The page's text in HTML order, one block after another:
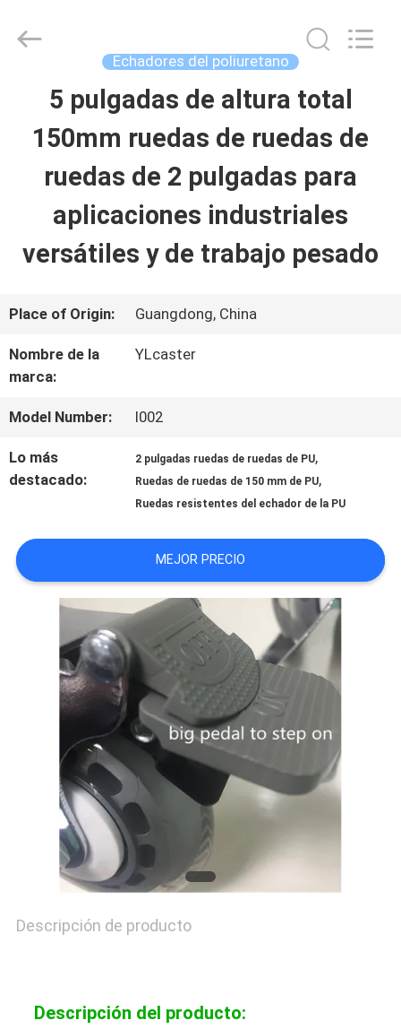
HOGAR
PRODUCTOS
VIDEOS
LA
CONTROL
CALIDAD
ÉNTRENOS
CONTACTO
UNA
Ylcaster
Metal
Echadores del poliuretano
5 pulgadas de altura total
150mm ruedas de ruedas de
ruedas de 2 pulgadas para
aplicaciones industriales
versátiles y de trabajo pesado
Place of Origin: Guangdong, China
Nombre de la
marca:
YLcaster
Model Number: I002
Lo más
destacado:
2 pulgadas ruedas de ruedas de PU,
Ruedas de ruedas de 150 mm de PU,
Ruedas resistentes del echador de la PU
MEJOR PRECIO
Descripción de producto
Descripción del producto: